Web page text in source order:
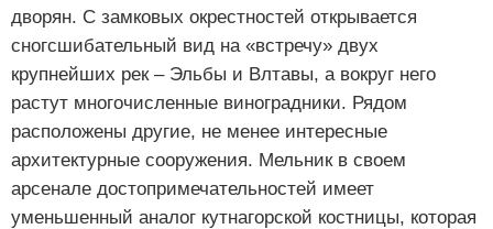
дворян. С замковых окрестностей открывается
сногсшибательный вид на «встречу» двух
крупнейших рек – Эльбы и Влтавы, а вокруг него
растут многочисленные виноградники. Рядом
расположены другие, не менее интересные
архитектурные сооружения. Мельник в своем
арсенале достопримечательностей имеет
уменьшенный аналог кутнагорской костницы, которая